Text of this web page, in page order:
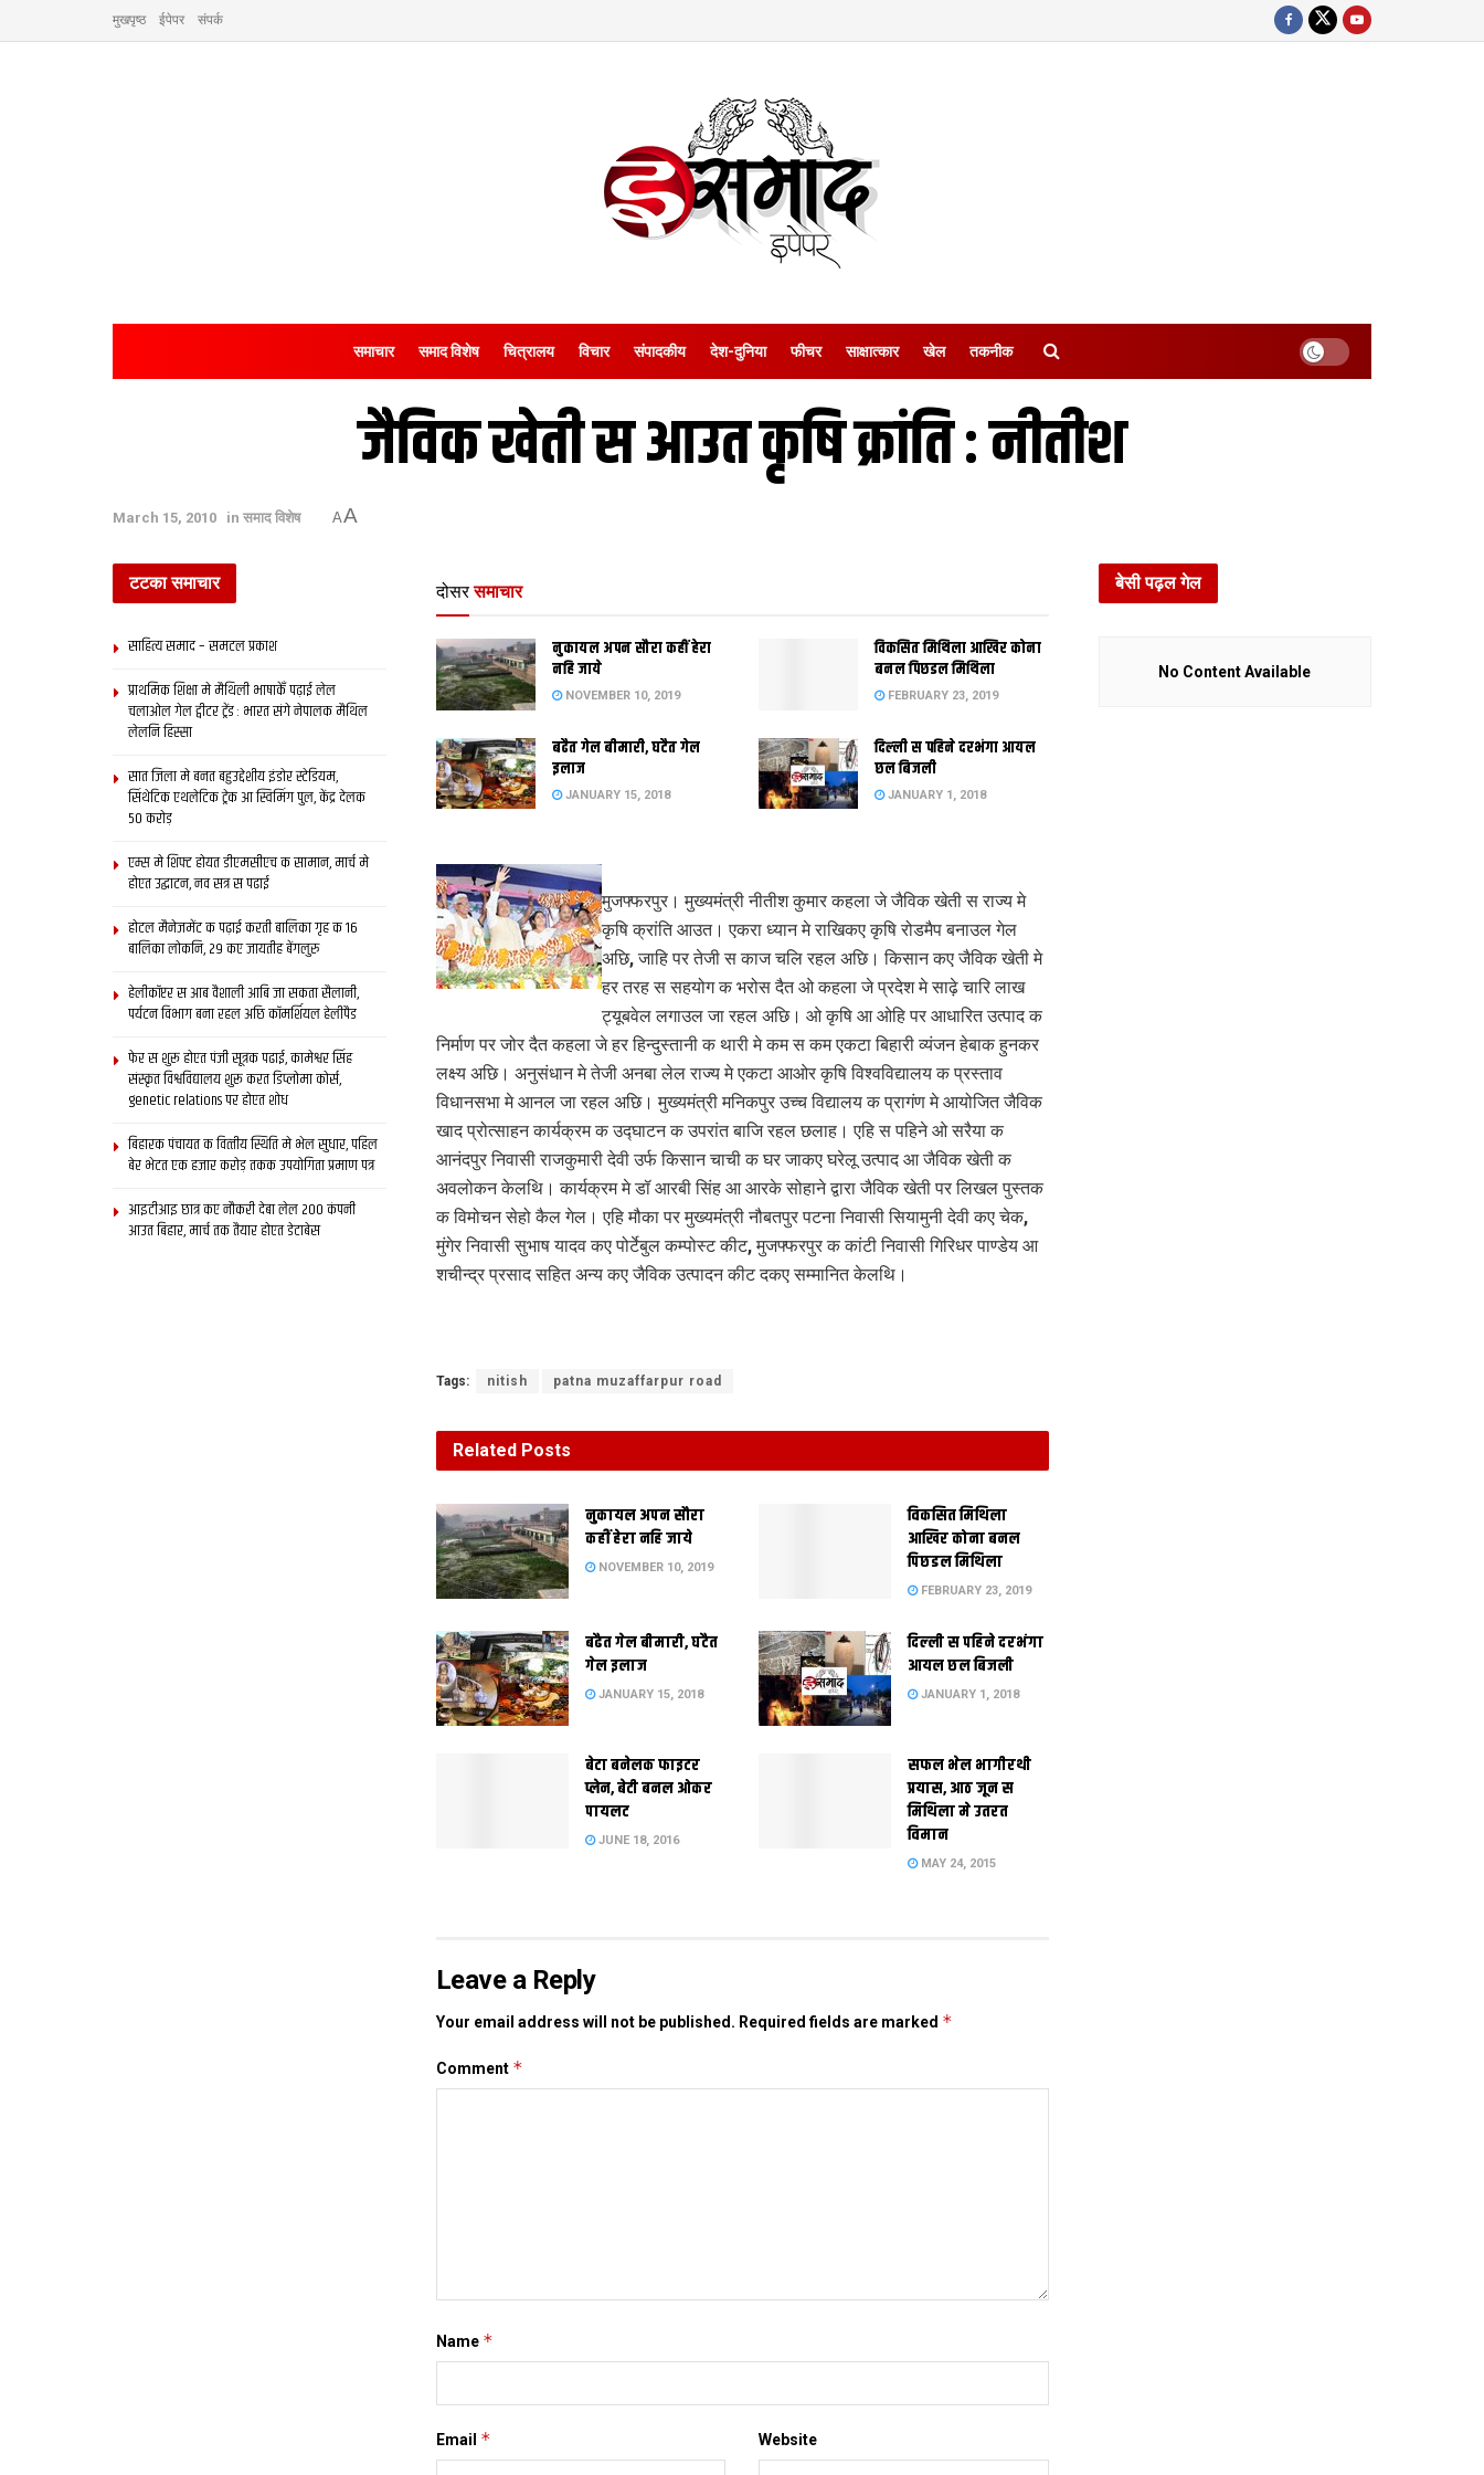
मुखपृष्ठ ईपेपर संपर्क
समाचार समाद विशेष चित्रालय विचार संपादकीय देश-दुनिया फीचर साक्षात्‍कार खेल तकनीक
जैविक खेती स आउत कृषि क्रांति : नीतीश
March 15, 2010 in समाद विशेष AA
दोसर समाचार
नुकायल अपन सौरा कहीं हेरा
नहि जाये
NOVEMBER 10, 2019
विकसित मिथिला आखिर कोना
बनल पिछडल मिथिला
FEBRUARY 23, 2019
बढैत गेल बीमारी, घटैत गेल
इलाज
JANUARY 15, 2018
दिल्‍ली स पहिने दरभंगा आयल
छल बिजली
JANUARY 1, 2018
मुजफ्फरपुर। मुख्यमंत्री नीतीश कुमार कहला जे जैविक खेती स राज्य मे
कृषि क्रांति आउत। एकरा ध्यान मे राखिकए कृषि रोडमैप बनाउल गेल
अछि, जाहि पर तेजी स काज चलि रहल अछि। किसान कए जैविक खेती मे
हर तरह स सहयोग क भरोस दैत ओ कहला जे प्रदेश मे साढ़े चारि लाख
ट्यूबवेल लगाउल जा रहल अछि। ओ कृषि आ ओहि पर आधारित उत्पाद क
निर्माण पर जोर दैत कहला जे हर हिन्दुस्तानी क थारी मे कम स कम एकटा बिहारी व्यंजन हेबाक हुनकर
लक्ष्य अछि। अनुसंधान मे तेजी अनबा लेल राज्य मे एकटा आओर कृषि विश्वविद्यालय क प्रस्ताव
विधानसभा मे आनल जा रहल अछि। मुख्यमंत्री मनिकपुर उच्च विद्यालय क प्रागंण मे आयोजित जैविक
खाद प्रोत्साहन कार्यक्रम क उद्घाटन क उपरांत बाजि रहल छलाह। एहि स पहिने ओ सरैया क
आनंदपुर निवासी राजकुमारी देवी उर्फ किसान चाची क घर जाकए घरेलू उत्पाद आ जैविक खेती क
अवलोकन केलथि। कार्यक्रम मे डॉ आरबी सिंह आ आरके सोहाने द्वारा जैविक खेती पर लिखल पुस्तक
क विमोचन सेहो कैल गेल। एहि मौका पर मुख्यमंत्री नौबतपुर पटना निवासी सियामुनी देवी कए चेक,
मुंगेर निवासी सुभाष यादव कए पोर्टेबुल कम्पोस्ट कीट, मुजफ्फरपुर क कांटी निवासी गिरिधर पाण्डेय आ
शचीन्द्र प्रसाद सहित अन्य कए जैविक उत्पादन कीट दकए सम्मानित केलथि।
Tags: nitish patna muzaffarpur road
Related Posts
नुकायल अपन सौरा
कहीं हेरा नहि जाये
NOVEMBER 10, 2019
विकसित मिथिला
आखिर कोना बनल
पिछडल मिथिला
FEBRUARY 23, 2019
बढैत गेल बीमारी, घटैत
गेल इलाज
JANUARY 15, 2018
दिल्‍ली स पहिने दरभंगा
आयल छल बिजली
JANUARY 1, 2018
बेटा बनेलक फाइटर
प्लेन, बेटी बनल ओकर
पायलट
JUNE 18, 2016
सफल भेल भागीरथी
प्रयास, आठ जून स
मिथिला मे उतरत
विमान
MAY 24, 2015
Leave a Reply
Your email address will not be published. Required fields are marked *
Comment *
Name *
Email * Website
टटका समाचार
साहित्य समाद – समटल प्रकाश
प्राथमिक शि‍क्षा मे मैथि‍ली भाषाकेँ पढ़ाई लेल
चलाओल गेल ट्वीटर ट्रेंड : भारत संगे नेपालक मैथिल
लेलनि हिस्सा
सात जिला मे बनत बहुउद्देशीय इंडोर स्‍टेडि‍यम,
सिंथेटिक एथलेटिक ट्रेक आ स्विमिंग पुल, केंद्र देलक
50 करोड़
एम्स मे शिफ्ट होयत डीएमसीएच क सामान, मार्च मे
होएत उद्घाटन, नव सत्र स पढाई
होटल मैनेजमेंट क पढ़ाई करती बालिका गृह क 16
बालिका लोकनि, 29 कए जायतीह बेंगलुरु
हेलीकॉप्टर स आब वैशाली आबि जा सकता सैलानी,
पर्यटन विभाग बना रहल अछि कॉमर्शियल हेलीपैड
फेर स शुरू होएत पंजी सूत्रक पढाई, कामेश्वर सिंह
संस्कृत विश्वविद्यालय शुरू करत डिप्लोमा कोर्स,
genetic relations पर होएत शोध
बिहारक पंचायत क वित्‍तीय स्थिति मे भेल सुधार, पहिल
बेर भेटत एक हजार करोड़ तकक उपयोगिता प्रमाण पत्र
आइटीआइ छात्र कए नौकरी देबा लेल 200 कंपनी
आउत बिहार, मार्च तक तैयार होएत डेटाबेस
बेसी पढ़ल गेल
No Content Available